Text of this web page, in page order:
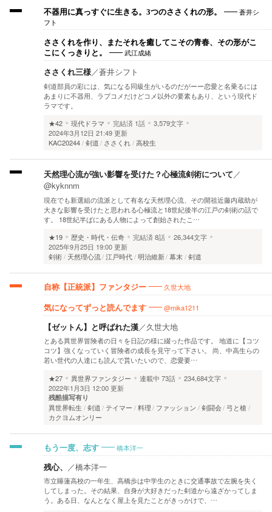
不器用に真っすぐに生きる。3つのささくれの形。
蒼井シ
フト
ささくれを作り、またそれを癒してこその青春、その形がこ
こにくっきりと。
武江成緒
ささくれ三様／蒼井シフト
剣道部員の彩には、気になる同級生がいるのだがーー恋愛と名乗るには
あまりに不器用、ラブコメだけどコメ以外の要素もあり、という現代ド
ラマです。
★42
現代ドラマ 完結済 1話
3,579文字
2024年3月12日 21:49 更新
KAC20244 剣道 ささくれ 高校生
天然理心流が強い影響を受けた？心極流剣術について／
@kyknnm
現在でも新選組の流派として有名な天然理心流、その開祖近藤内蔵助が
大きな影響を受けたと思われる心極流と18世紀後半の江戸の剣術の話で
す。 18世紀半ばにある人物によって創始されたこ…
★19
歴史・時代・伝奇 完結済8話
26,344文字
2025年9月25日 19:00 更新
剣術
天然理心流 江戸時代 明治維新 幕末 剣道
自称【正統派】ファンタジー 久世大地
気になってずっと読んでます @mika1211
【ゼットん】と呼ばれた漢／久世大地
とある異世界冒険者の日々を日記の様に綴った作品です。 地道に【コツ
コツ】強くなっていく冒険者の成長を見守って下さい。 尚、中高生らの
若い世代の人達にも読んで貰いたいので、恋愛要…
★27
異世界ファンタジー 連載中 73話
234,684文字
2022年1月3日 12:00 更新
残酷描写有り
異世界転生 剣道 テイマー 料理 ファッション 剣闘会 弓と槍
カクヨムオンリー
もう一度、志す 橋本洋一
残心、 ／橋本洋一
市立睡蓮高校の一年生、高橋歩は中学生のときに交通事故で左腕を失く
してしまった。その結果、自身が大好きだった剣道から遠ざかってしま
う。ある日、なんとなく屋上を見たことがきっかけで、…